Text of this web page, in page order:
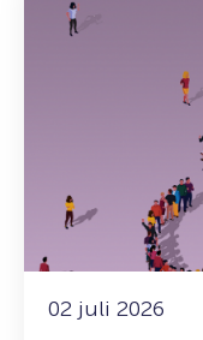
02 juli 2026
meer
naar
impact